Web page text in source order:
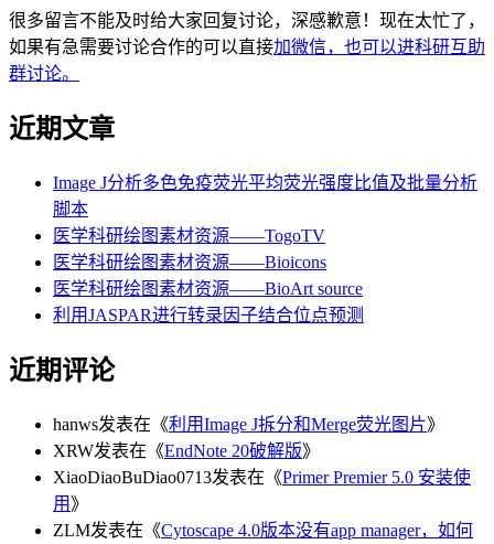
很多留言不能及时给大家回复讨论，深感歉意！现在太忙了，
如果有急需要讨论合作的可以直接加微信，也可以进科研互助
群讨论。
近期文章
Image J分析多色免疫荧光平均荧光强度比值及批量分析
脚本
医学科研绘图素材资源——TogoTV
医学科研绘图素材资源——Bioicons
医学科研绘图素材资源——BioArt source
利用JASPAR进行转录因子结合位点预测
近期评论
hanws发表在《利用Image J拆分和Merge荧光图片》
XRW发表在《EndNote 20破解版》
XiaoDiaoBuDiao0713发表在《Primer Premier 5.0 安装使
用 》
ZLM发表在《Cytoscape 4.0版本没有app manager，如何